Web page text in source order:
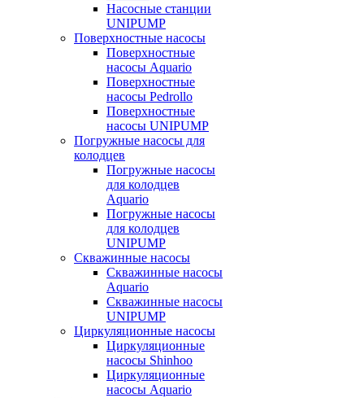
Насосные станции
UNIPUMP
Поверхностные насосы
Поверхностные
насосы Aquario
Поверхностные
насосы Pedrollo
Поверхностные
насосы UNIPUMP
Погружные насосы для
колодцев
Погружные насосы
для колодцев
Aquario
Погружные насосы
для колодцев
UNIPUMP
Скважинные насосы
Скважинные насосы
Aquario
Скважинные насосы
UNIPUMP
Циркуляционные насосы
Циркуляционные
насосы Shinhoo
Циркуляционные
насосы Aquario